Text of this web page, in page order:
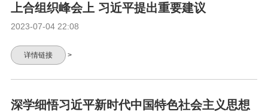
上合组织峰会上 习近平提出重要建议
2023-07-04 22:08
详情链接 >
深学细悟习近平新时代中国特色社会主义思想